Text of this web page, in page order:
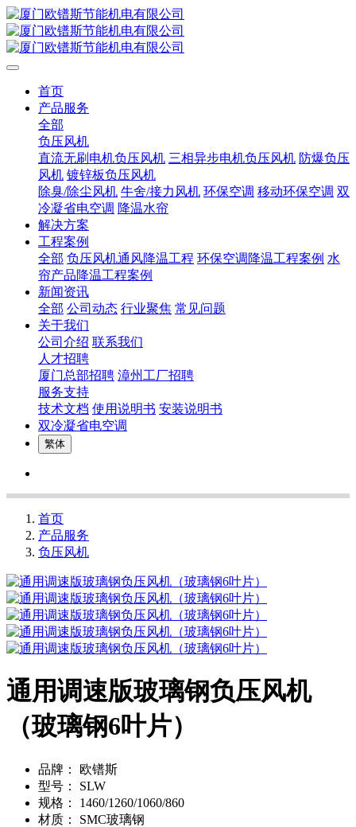
首页
产品服务
全部
负压风机
直流无刷电机负压风机 三相异步电机负压风机 防爆负压
风机 镀锌板负压风机
除臭/除尘风机 牛舍/接力风机 环保空调 移动环保空调 双
冷凝省电空调 降温水帘
解决方案
工程案例
全部 负压风机通风降温工程 环保空调降温工程案例 水
帘产品降温工程案例
新闻资讯
全部 公司动态 行业聚焦 常见问题
关于我们
公司介绍 联系我们
人才招聘
厦门总部招聘 漳州工厂招聘
服务支持
技术文档 使用说明书 安装说明书
双冷凝省电空调
繁体
首页
产品服务
负压风机
通用调速版玻璃钢负压风机
（玻璃钢6叶片）
品牌：
欧镨斯
型号：
SLW
规格：
1460/1260/1060/860
材质：
SMC玻璃钢